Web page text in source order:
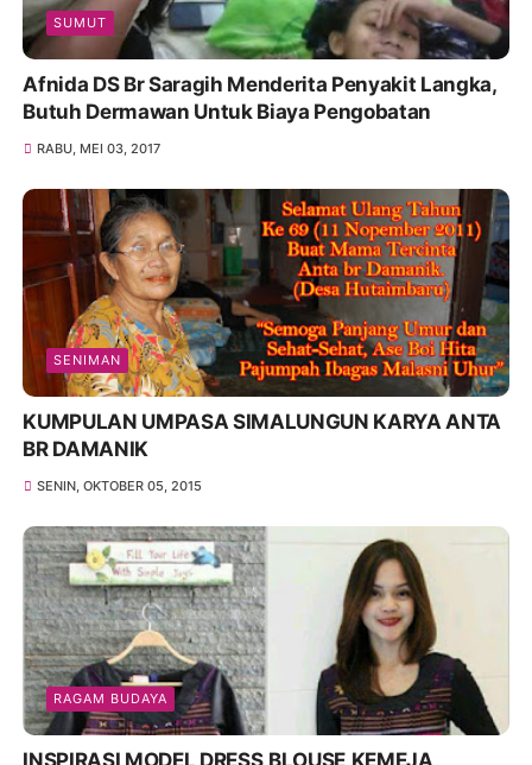
SUMUT
Afnida DS Br Saragih Menderita Penyakit Langka,
Butuh Dermawan Untuk Biaya Pengobatan
RABU, MEI 03, 2017
SENIMAN
KUMPULAN UMPASA SIMALUNGUN KARYA ANTA
BR DAMANIK
SENIN, OKTOBER 05, 2015
RAGAM BUDAYA
INSPIRASI MODEL DRESS,BLOUSE,KEMEJA